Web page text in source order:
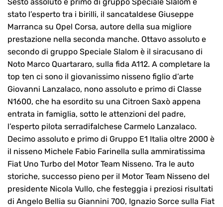
stato l’esperto tra i birilli, il sancataldese Giuseppe
Marranca su Opel Corsa, autore della sua migliore
prestazione nella seconda manche. Ottavo assoluto e
secondo di gruppo Speciale Slalom è il siracusano di
Noto Marco Quartararo, sulla fida A112. A completare la
top ten ci sono il giovanissimo nisseno figlio d’arte
Giovanni Lanzalaco, nono assoluto e primo di Classe
N1600, che ha esordito su una Citroen Saxò appena
entrata in famiglia, sotto le attenzioni del padre,
l’esperto pilota serradifalchese Carmelo Lanzalaco.
Decimo assoluto e primo di Gruppo E1 Italia oltre 2000 è
il nisseno Michele Fabio Farinella sulla ammiratissima
Fiat Uno Turbo del Motor Team Nisseno. Tra le auto
storiche, successo pieno per il Motor Team Nisseno del
presidente Nicola Vullo, che festeggia i preziosi risultati
di Angelo Bellia su Giannini 700, Ignazio Sorce sulla Fiat